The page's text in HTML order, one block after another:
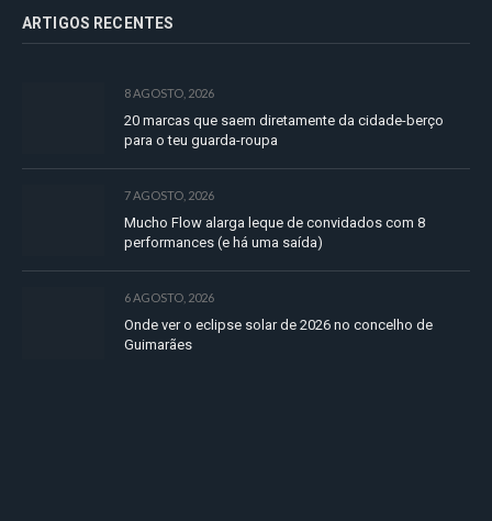
ARTIGOS RECENTES
8 AGOSTO, 2026
20 marcas que saem diretamente da cidade-berço
para o teu guarda-roupa
7 AGOSTO, 2026
Mucho Flow alarga leque de convidados com 8
performances (e há uma saída)
6 AGOSTO, 2026
Onde ver o eclipse solar de 2026 no concelho de
Guimarães